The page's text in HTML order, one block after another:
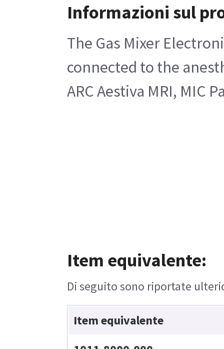
Informazioni sul
The Gas Mixer
connected to the
ARC Aestiva MRI, MIC
Item equivalente:
Di seguito sono riportate
Item equivalente